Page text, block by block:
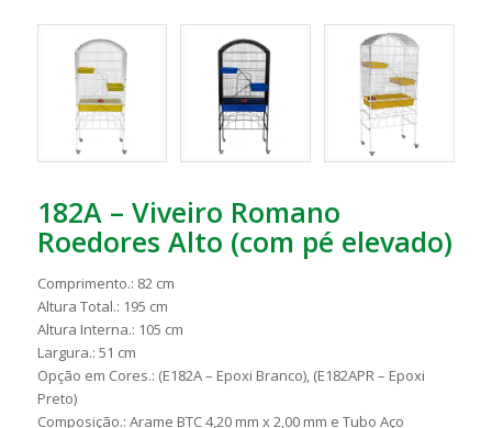
182A – Viveiro Romano
Roedores Alto (com pé elevado)
Comprimento.: 82 cm
Altura Total.: 195 cm
Altura Interna.: 105 cm
Largura.: 51 cm
Opção em Cores.: (E182A – Epoxi Branco), (E182APR – Epoxi
Preto)
Composição.: Arame BTC 4,20 mm x 2,00 mm e Tubo Aço